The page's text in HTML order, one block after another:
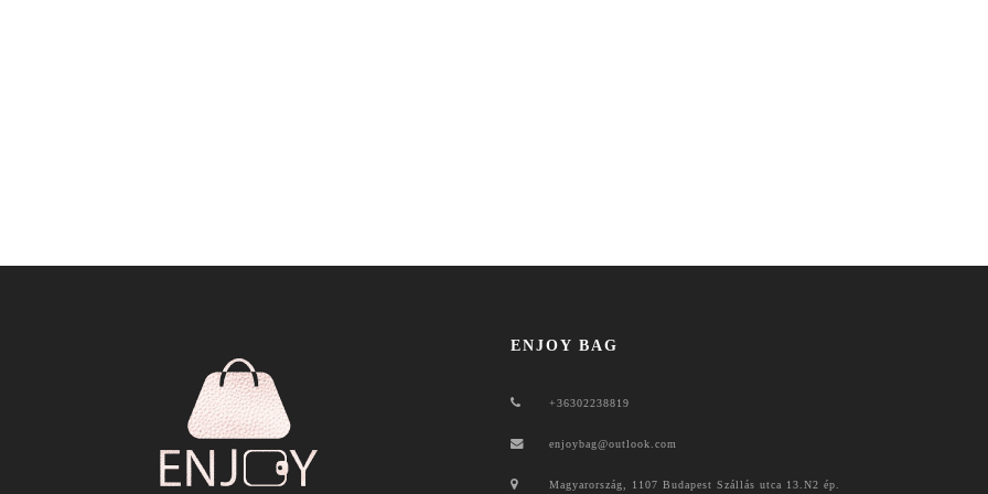
ENJOY BAG
+36302238819
enjoybag@outlook.com
Magyarország, 1107 Budapest Szállás utca 13.N2 ép.